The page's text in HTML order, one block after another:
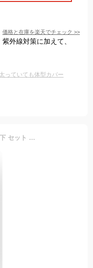
価格と在庫を楽天でチェック >>
外線対策に加えて、
っていても体型カバー
【クーポン配布中】 水着 メンズ 上下セット ラッシュガード 上下 セット 長袖 3点セット uvカット uv upf50+ フード付き パーカー uvパーカー uvカットパーカー ラッシュパーカー レギンス 大きいサイズ 紫外線対策 体型カバー 夏 プール 海 海水浴 サウナ 冷感